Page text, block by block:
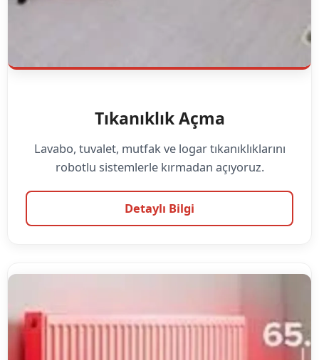
Tıkanıklık Açma
Lavabo, tuvalet, mutfak ve logar tıkanıklıklarını
robotlu sistemlerle kırmadan açıyoruz.
Detaylı Bilgi